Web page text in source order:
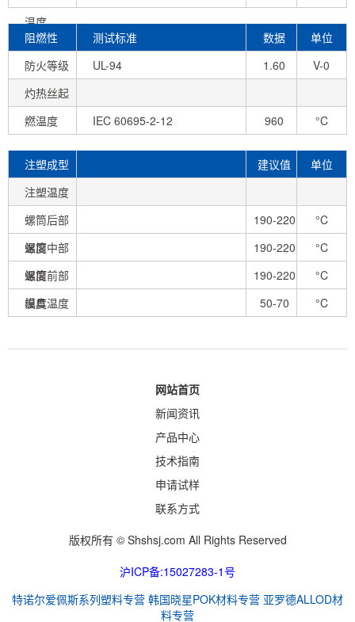
温度
阻燃性 测试标准 数据
单位
防火等级
UL-94
1.60
V-0
灼热丝起
燃温度
- IEC 60695-2-12 960 °C
注塑成型
条件
建议值
单位
注塑温度
螺筒后部
温度
190-220
°C
螺筒中部
温度
190-220
°C
螺筒前部
温度
190-220
°C
模具温度
50-70 °C
网站首页
新闻资讯
产品中心
技术指南
申请试样
联系方式
版权所有 © Shshsj.com All Rights Reserved
沪ICP备:15027283-1号
特诺尔爱佩斯系列塑料专营 韩国晓星POK材料专营 亚罗德ALLOD材
料专营